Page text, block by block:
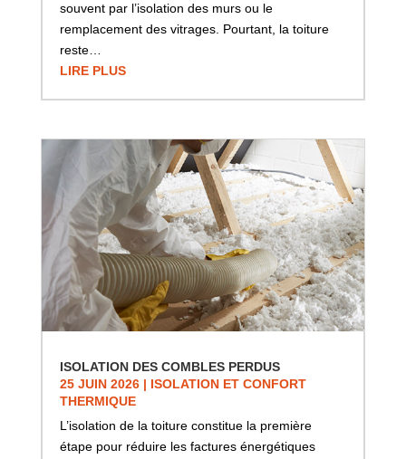
souvent par l’isolation des murs ou le
remplacement des vitrages. Pourtant, la toiture
reste…
LIRE PLUS
ISOLATION DES COMBLES PERDUS
25 JUIN 2026| ISOLATION ET CONFORT
THERMIQUE
L’isolation de la toiture constitue la première
étape pour réduire les factures énergétiques